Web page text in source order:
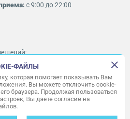
с 9:00 до 22:00
ФАЙЛЫ
которая помогает показывать Вам
Вы можете отключить cookie-
браузера. Продолжая пользоваться
Вы даете согласие на